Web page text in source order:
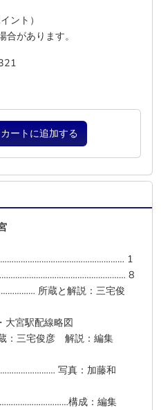
ント）
があります。
カートに追加する
1
8
所蔵と解説：三宅俊
大宮駅配線略図
三宅俊彦 解説：編集
写真：加藤和
構成：編集